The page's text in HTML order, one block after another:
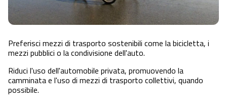
Preferisci mezzi di trasporto sostenibili come la bicicletta, i
mezzi pubblici o la condivisione dell'auto.
Riduci l'uso dell'automobile privata, promuovendo la
camminata e l'uso di mezzi di trasporto collettivi, quando
possibile.